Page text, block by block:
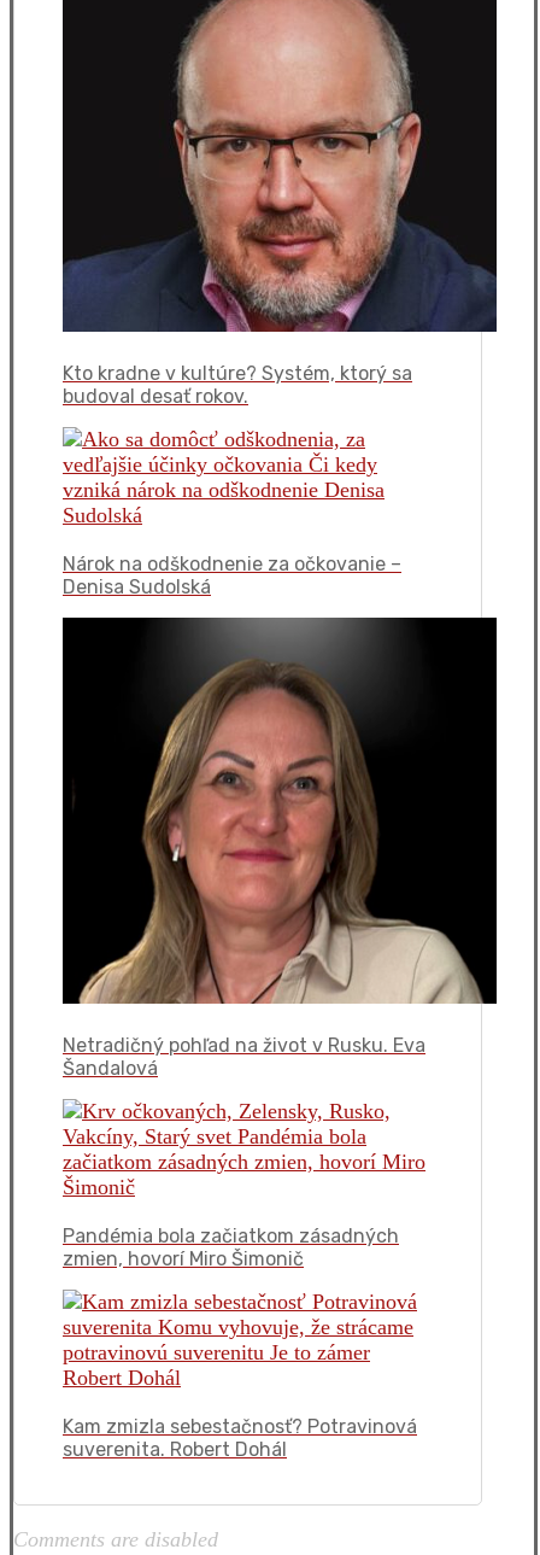
Kto kradne v kultúre? Systém, ktorý sa
budoval desať rokov.
Nárok na odškodnenie za očkovanie –
Denisa Sudolská
Netradičný pohľad na život v Rusku. Eva
Šandalová
Pandémia bola začiatkom zásadných
zmien, hovorí Miro Šimonič
Kam zmizla sebestačnosť? Potravinová
suverenita. Robert Dohál
Comments are disabled